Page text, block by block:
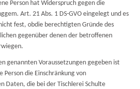
Person hat Widerspruch gegen die
Art. 21 Abs. 1 DS-GVO eingelegt und es
fest, obdie berechtigten Gründe des
gegenüber denen der betroffenen
genannten Voraussetzungen gegeben ist
Person die Einschränkung von
Daten, die bei der Tischlerei Schulte